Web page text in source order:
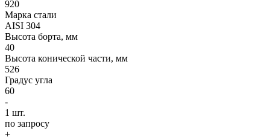
920
Марка стали
AISI 304
Высота борта, мм
40
Высота конической части, мм
526
Градус угла
60
-
1 шт.
по запросу
+